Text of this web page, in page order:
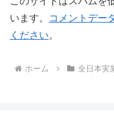
います。
コメントデー
ください。
ホーム 全日本実